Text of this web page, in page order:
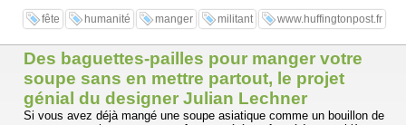
Les symptômes commencent généralement à apparaître dans les 12
heures après la consommation et l’état de la personne intoxiquée peut
Il est utile de noter les heures du ou des derniers repas, l’heure de
survenue des premiers signes et de conserver les restes de la
cueillette pour identification."
...
fête humanité manger militant www.huffingtonpost.fr
Des baguettes-pailles pour manger votre
soupe sans en mettre partout, le projet
génial du designer Julian Lechner
Si vous avez déjà mangé une soupe asiatique comme un bouillon de